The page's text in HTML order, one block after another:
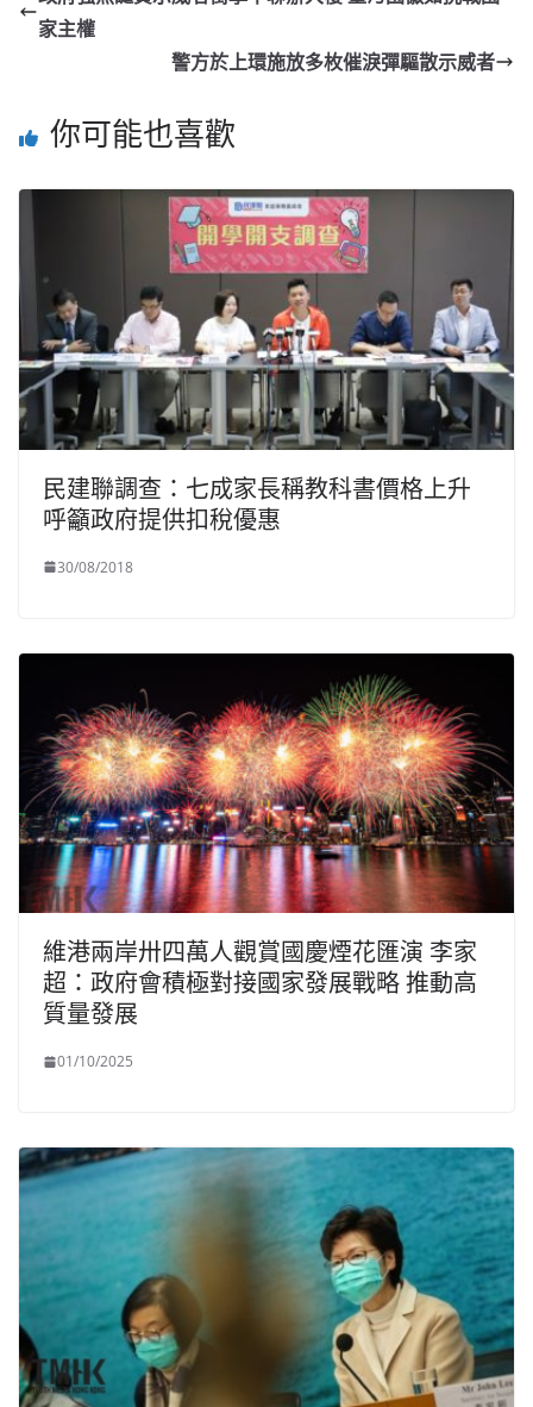
家主權
警方於上環施放多枚催淚彈驅散示威者
你可能也喜歡
民建聯調查：七成家長稱教科書價格上升
呼籲政府提供扣稅優惠
30/08/2018
維港兩岸卅四萬人觀賞國慶煙花匯演 李家
超：政府會積極對接國家發展戰略 推動高
質量發展
01/10/2025